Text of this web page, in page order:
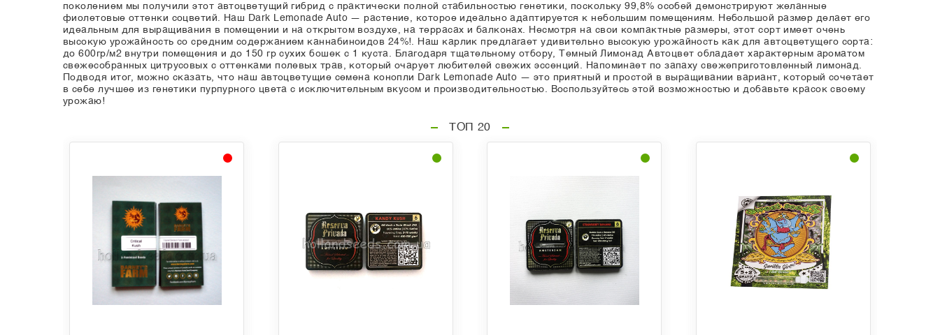
поколением мы получили этот автоцветущий гибрид с практически полной стабильностью генетики, поскольку 99,8% особей демонстрируют желанные
фиолетовые оттенки соцветий. Наш Dark Lemonade Auto — растение, которое идеально адаптируется к небольшим помещениям. Небольшой размер делает его
идеальным для выращивания в помещении и на открытом воздухе, на террасах и балконах. Несмотря на свои компактные размеры, этот сорт имеет очень
высокую урожайность со средним содержанием каннабиноидов 24%!. Наш карлик предлагает удивительно высокую урожайность как для автоцветущего сорта:
до 600гр/м2 внутри помещения и до 150 гр сухих бошек с 1 куста. Благодаря тщательному отбору, Темный Лимонад Автоцвет обладает характерным ароматом
свежесобранных цитрусовых с оттенками полевых трав, который очарует любителей свежих эссенций. Напоминает по запаху свежеприготовленный лимонад.
Подводя итог, можно сказать, что наш автоцветущие семена конопли Dark Lemonade Auto — это приятный и простой в выращивании вариант, который сочетает
в себе лучшее из генетики пурпурного цвета с исключительным вкусом и производительностью. Воспользуйтесь этой возможностью и добавьте красок своему
урожаю!
ТОП 20